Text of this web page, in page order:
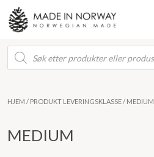
Products
search
HJEM / PRODUKT LEVERINGSKLASSE / MEDIUM
MEDIUM